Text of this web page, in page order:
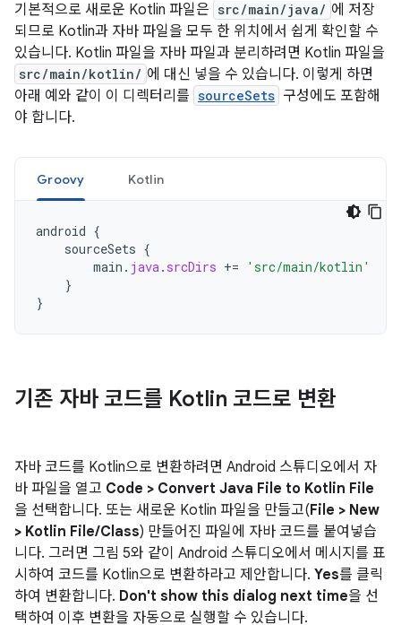
기본적으로 새로운 Kotlin 파일은 src/main/java/ 에 저장
되므로 Kotlin과 자바 파일을 모두 한 위치에서 쉽게 확인할 수
있습니다. Kotlin 파일을 자바 파일과 분리하려면 Kotlin 파일을
src/main/kotlin/ 에 대신 넣을 수 있습니다. 이렇게 하면
아래 예와 같이 이 디렉터리를 sourceSets 구성에도 포함해
야 합니다.
Groovy Kotlin
android {
sourceSets {
main . java. srcDirs +=
'src/main/kotlin'
}
}
기존 자바 코드를 Kotlin 코드로 변환
자바 코드를 Kotlin으로 변환하려면 Android 스튜디오에서 자
바 파일을 열고 Code > Convert Java File to Kotlin File
을 선택합니다. 또는 새로운 Kotlin 파일을 만들고(File > New
> Kotlin File/Class) 만들어진 파일에 자바 코드를 붙여넣습
니다. 그러면 그림 5와 같이 Android 스튜디오에서 메시지를 표
시하여 코드를 Kotlin으로 변환하라고 제안합니다. Yes를 클릭
하여 변환합니다. Don't show this dialog next time을 선
택하여 이후 변환을 자동으로 실행할 수 있습니다.